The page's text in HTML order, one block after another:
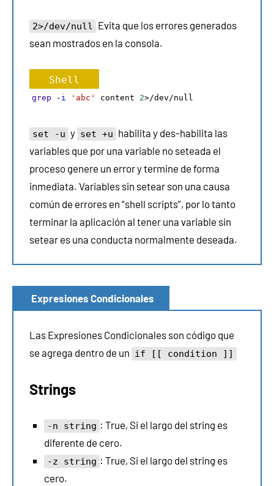
2>/dev/null Evita que los errores generados
sean mostrados en la consola.
Shell
grep -i 'abc' content 2>/dev/null
set -u y set +u habilita y des-habilita las
variables que por una variable no seteada el
proceso genere un error y termine de forma
inmediata. Variables sin setear son una causa
común de errores en “shell scripts”, por lo tanto
terminar la aplicación al tener una variable sin
setear es una conducta normalmente deseada.
Expresiones Condicionales
Las Expresiones Condicionales son código que
se agrega dentro de un if [[ condition ]]
Strings
-n string : True, Si el largo del string es
diferente de cero.
-z string : True, Si el largo del string es
cero.